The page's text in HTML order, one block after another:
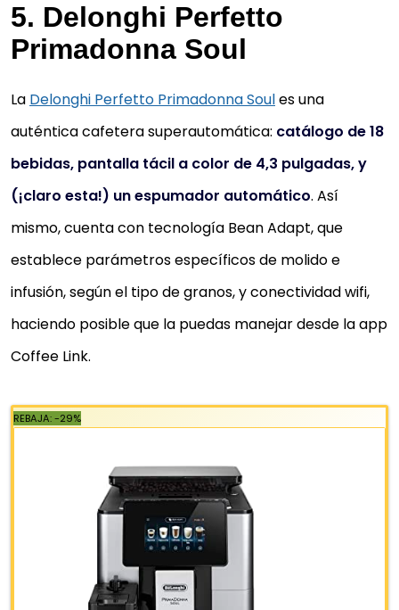
Esta cafetera te ofrece una experiencia premium
desde el primer toque; la interfaz, inmersiva,
Personaliza y guarda hasta 8 de tus bebidas
favoritas para que disfrutes de una experiencia
sencilla y personalizada; incluso si son bebidas...
Tiene capacidad para preparar 2 cafés con leche a
vez con su botella graduada de 600 ml, que podrás
conectar directamente a la cafetera...
optimizado, gran compactación y un...
Cafetera superautomatica siempre oportuna y
premium, boquilla de café ajustable, acceso...
649,00 €
5. Delonghi Perfetto
Primadonna Soul
La Delonghi Perfetto Primadonna Soules una
auténtica cafetera superautomática: catálogo de 18
bebidas, pantalla tácil a color de 4,3 pulgadas, y
(¡claro esta!) un espumador automático. Así
mismo, cuenta con tecnología Bean Adapt, que
establece parámetros específicos de molido e
infusión, según el tipo de granos, y conectividad wifi,
haciendo posible que la puedas manejar desde la app
Coffee Link.